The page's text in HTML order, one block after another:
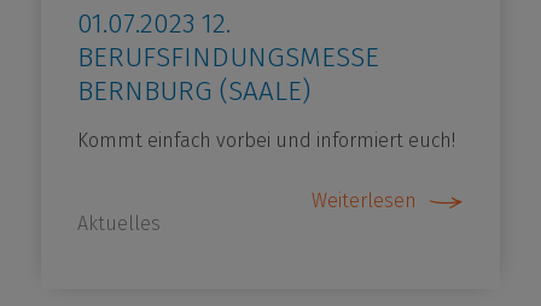
01.07.2023 12.
BERUFSFINDUNGSMESSE
BERNBURG (SAALE)
Kommt einfach vorbei und informiert euch!
Weiterlesen
Aktuelles